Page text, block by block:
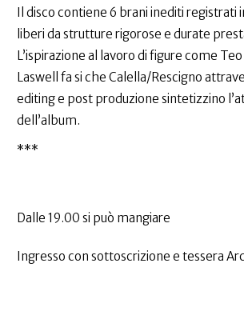
Il disco contiene 6 brani inediti registrati
liberi da strutture rigorose e durate
L’ispirazione al lavoro di figure come Teo
Laswell fa si che Calella/Rescigno
editing e post produzione sintetizzino
dell’album.
***
Dalle 19.00 si può mangiare
Ingresso con sottoscrizione e tessera